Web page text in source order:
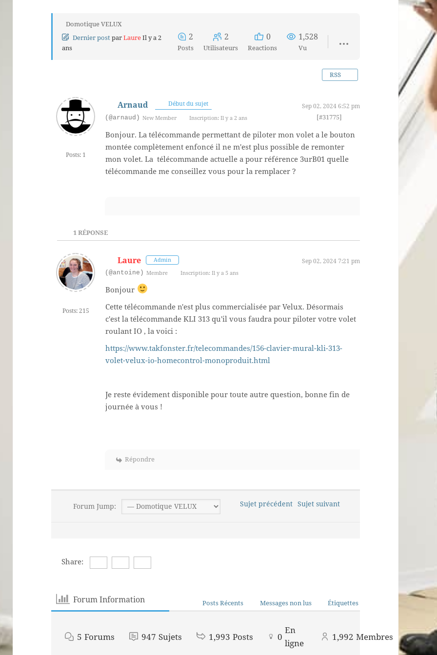
Domotique VELUX
Dernier postparLaureIl y a 2
ans
2
Posts
2
Utilisateurs
0
Reactions
1,528
Vu
RSS
Posts: 1
Arnaud Début du sujet Sep 02, 2024 6:52 pm
(@arnaud) New Member Inscription: Il y a 2 ans [#31775]
Bonjour. La télécommande permettant de piloter mon volet a le bouton
montée complètement enfoncé il ne m'est plus possible de remonter
mon volet. La télécommande actuelle a pour référence 3urB01 quelle
télécommande me conseillez vous pour la remplacer ?
1RÉPONSE
Posts: 215
Laure Admin Sep 02, 2024 7:21 pm
(@antoine) Membre Inscription: Il y a 5 ans
Bonjour
Cette télécommande n'est plus commercialisée par Velux. Désormais
c'est la télécommande KLI 313 qu'il vous faudra pour piloter votre volet
roulant IO , la voici :
https://www.takfonster.fr/telecommandes/156-clavier-mural-kli-313-
volet-velux-io-homecontrol-monoproduit.html
Je reste évidement disponible pour toute autre question, bonne fin de
journée à vous !
Répondre
Forum Jump: Sujet précédent Sujet suivant
Share:
Forum Information Posts Récents Messages non lus Étiquettes
5 Forums 947 Sujets 1,993 Posts 0
En
ligne
1,992 Membres